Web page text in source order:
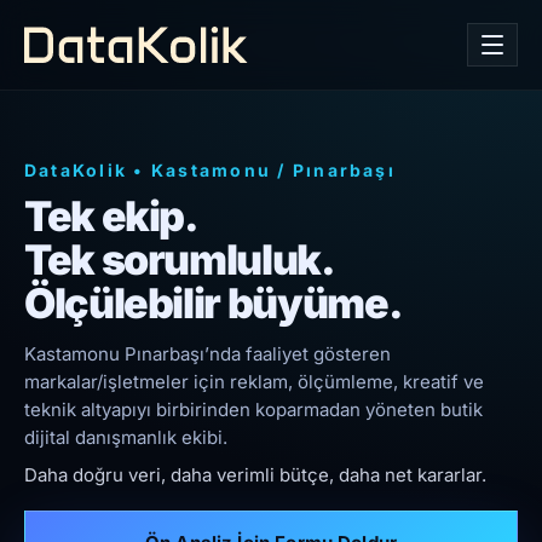
DataKolik • Kastamonu / Pınarbaşı
Tek ekip.
Tek sorumluluk.
Ölçülebilir büyüme.
Kastamonu Pınarbaşı’nda faaliyet gösteren
markalar/işletmeler için reklam, ölçümleme, kreatif ve
teknik altyapıyı birbirinden koparmadan yöneten butik
dijital danışmanlık ekibi.
Daha doğru veri, daha verimli bütçe, daha net kararlar.